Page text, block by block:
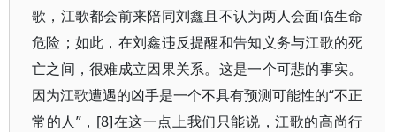
歌，江歌都会前来陪同刘鑫且不认为两人会面临生命
危险；如此，在刘鑫违反提醒和告知义务与江歌的死
亡之间，很难成立因果关系。这是一个可悲的事实。
因为江歌遭遇的凶手是一个不具有预测可能性的“不正
常的人”，[8]在这一点上我们只能说，江歌的高尚行